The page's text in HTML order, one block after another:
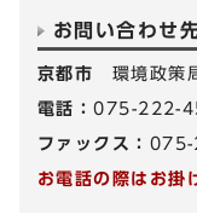
お問い合わせ
京都市 環境政策
電話：075-222-
ファックス：
お電話の際はお掛